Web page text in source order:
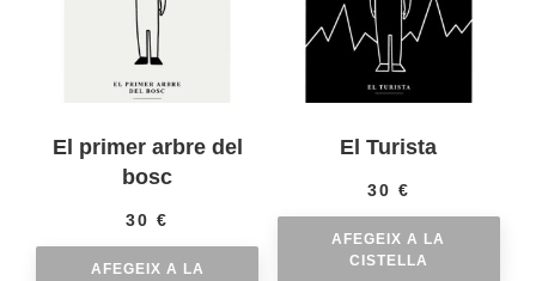
El primer arbre del
bosc
30€
AFEGEIX A LA
El Turista
30 €
AFEGEIX A LA
CISTELLA